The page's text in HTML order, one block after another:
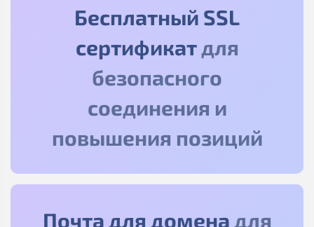
Бесплатный SSL
сертификатдля
безопасного
соединения и
повышения позиций
Почта для доменадля